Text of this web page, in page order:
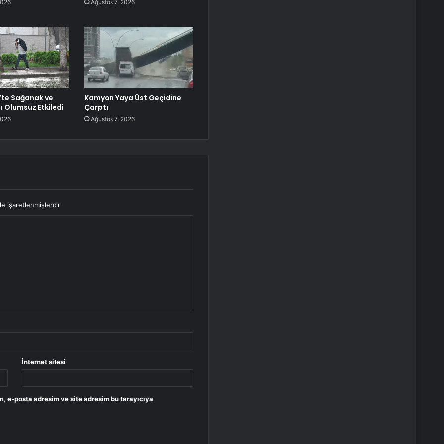
Ağustos 7, 2026
Sağanak ve
Olumsuz Etkiledi
Kamyon Yaya Üst Geçidine
Çarptı
Ağustos 7, 2026
işaretlenmişlerdir
İnternet sitesi
e-posta adresim ve site adresim bu tarayıcıya